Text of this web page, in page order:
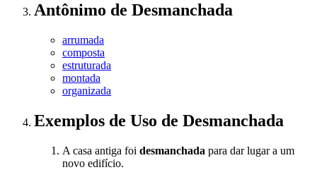
Antônimo de Desmanchada
arrumada
composta
estruturada
montada
organizada
Exemplos de Uso de Desmanchada
A casa antiga foi desmanchada para dar lugar a um
novo edifício.